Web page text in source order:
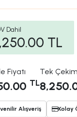
Dahil
TL
Fiyatı
TL
Tek
Alışveriş Kolay